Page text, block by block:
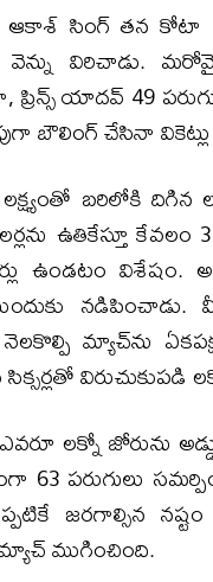
సింగ్ తన కోటా 4
వెన్ను విరిచాడు.
ప్రిన్స్ యాదవ్ 49
బౌలింగ్ చేసినా
లక్ష్యంతో బరిలోకి దిగిన
ఉతికేస్తూ కేవలం
ఉండటం
మ్యాచ్‌ను
విరుచుకుపడి
లక్నో జోరును
63 పరుగులు
జరగాల్సిన
ముగించింది.